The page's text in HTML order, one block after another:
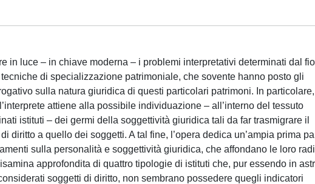
in luce – in chiave moderna – i problemi interpretativi determinati dal
di specializzazione patrimoniale, che sovente hanno posto gli
sulla natura giuridica di questi particolari patrimoni. In
attiene alla possibile individuazione – all’interno del tessuto
istituti – dei germi della soggettività giuridica tali da far trasmigrare il
diritto a quello dei soggetti. A tal fine, l’opera dedica un’ampia prima
sulla personalità e soggettività giuridica, che affondano le loro
approfondita di quattro tipologie di istituti che, pur essendo in
soggetti di diritto, non sembrano possedere quegli indicatori